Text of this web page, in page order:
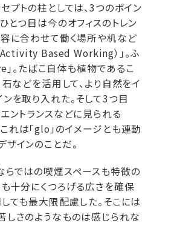
プトの柱としては、3つのポイン
とつ目は今のオフィスのトレン
容に合わせて働く場所や机など
Activity Based Working）」。ふ
。たばこ自体も植物であるこ
石などを活用して、より自然をイ
を取り入れた。そして3つ目
ントランスなどに見られる
れは「glo」のイメージとも連動
インのことだ。
らではの喫煙スペースも特徴の
十分にくつろげる広さを確保
ても最大限配慮した。そこには
しさのようなものは感じられな